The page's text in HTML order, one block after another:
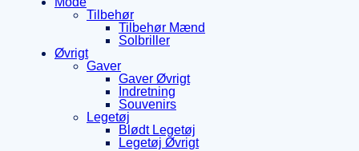
Tilbehør
Tilbehør Mænd
Solbriller
Øvrigt
Gaver
Gaver Øvrigt
Indretning
Souvenirs
Legetøj
Blødt Legetøj
Legetøj Øvrigt